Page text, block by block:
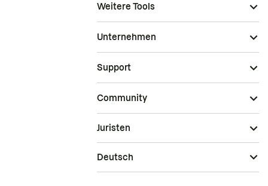
Weitere Tools
Unternehmen
Support
Community
Juristen
Deutsch